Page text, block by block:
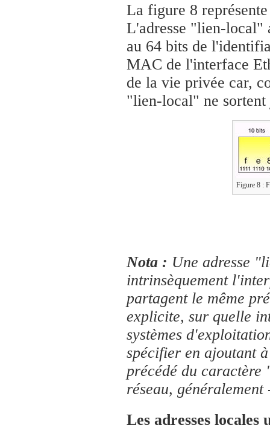
La figure 8
L'adresse "lien-
au 64 bits de
MAC de l'interface
de la vie privée car,
"lien-local" ne sortent
Figure 8 :
Nota : Une adresse
intrinsèquement
partagent le même
explicite, sur quelle
systèmes
spécifier en ajoutant
précédé du caractère
réseau,
Les adresses